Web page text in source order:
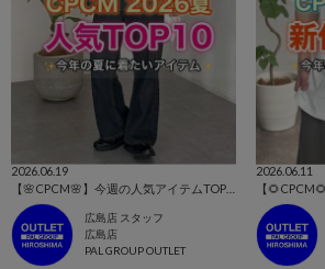
2026.06.19
広島店 スタッフ
広島店
PAL GROUP OUTLET
2026.06.11